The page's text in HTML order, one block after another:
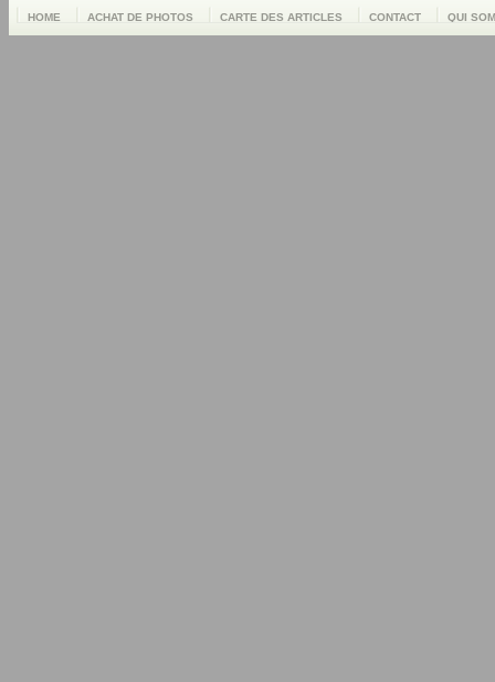
HOME ACHAT DE PHOTOS CARTE DES ARTICLES CONTACT QUI